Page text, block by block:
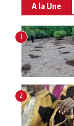
A la Une
1
2